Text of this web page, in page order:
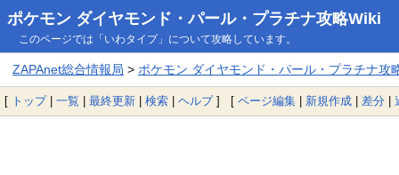
ポケモン ダイヤモンド・パール・プラチナ攻略Wiki
このページでは「いわタイプ」について攻略しています。
ZAPAnet総合情報局 > ポケモン ダイヤモンド・パール・プラチナ攻
[ トップ| 一覧 | 最終更新 | 検索 | ヘルプ] [ ページ編集 | 新規作成 | 差分 |